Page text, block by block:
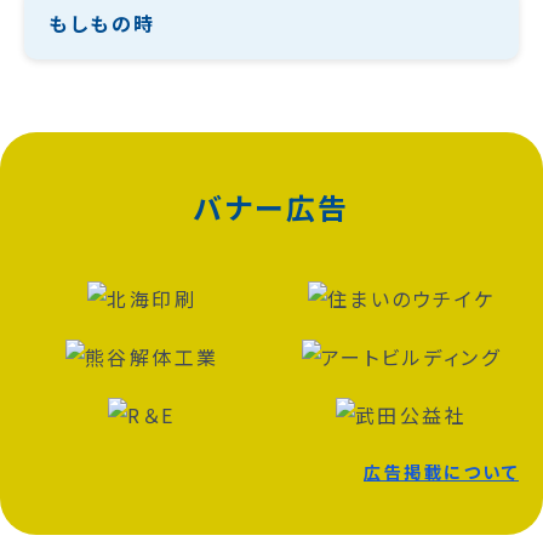
もしもの時
バナー広告
広告掲載について